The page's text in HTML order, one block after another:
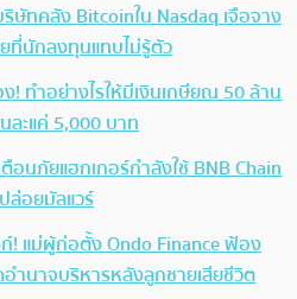
ษัทคลัง Bitcoinใน Nasdaq เจือจาง
ที่นักลงทุนแทบไม่รู้ตัว
! ทำอย่างไรให้มีเงินเกษียณ 50 ล้าน
ละแค่ 5,000 บาท
อนภัยแฮกเกอร์กำลังใช้ BNB Chain
ล่อยมัลแวร์
! แม่ผู้ก่อตั้ง Ondo Finance ฟ้อง
อำนาจบริหารหลังลูกชายเสียชีวิต